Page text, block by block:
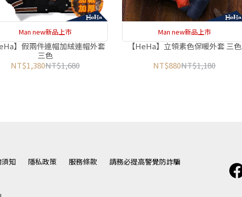
Man new新品上市
】假兩件連帽加絨連帽外套
三色
NT$1,380NT$1,680
Man new新品上市
【HeHa】立領素色保暖外套 三色
NT$880NT$1,180
知 隱私政策 服務條款 請務必提高警覺防詐騙